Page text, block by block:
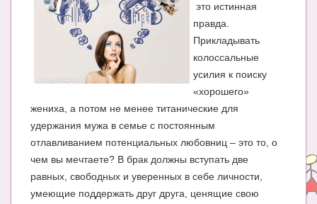
это истинная
правда.
Прикладывать
колоссальные
усилия к поиску
«хорошего»
жениха, а потом не менее титанические для
удержания мужа в семье с постоянным
отлавливанием потенциальных любовниц – это то, о
чем вы мечтаете? В брак должны вступать две
равных, свободных и уверенных в себе личности,
умеющие поддержать друг друга, ценящие свою